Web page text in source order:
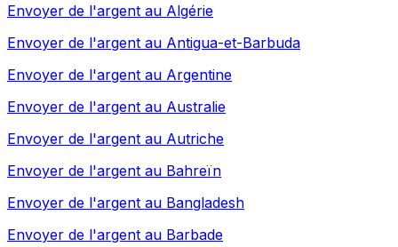
Envoyer de l'argent au Algérie
Envoyer de l'argent au Antigua-et-Barbuda
Envoyer de l'argent au Argentine
Envoyer de l'argent au Australie
Envoyer de l'argent au Autriche
Envoyer de l'argent au Bahreïn
Envoyer de l'argent au Bangladesh
Envoyer de l'argent au Barbade